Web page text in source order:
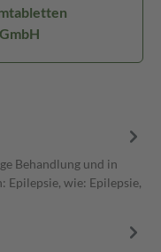
Behandlung und in
wie: Epilepsie,